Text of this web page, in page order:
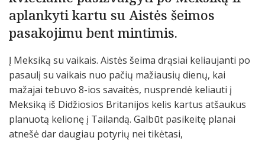
aplankyti kartu su Aistės šeimos
pasakojimu bent mintimis.
Į Meksiką su vaikais. Aistės šeima drąsiai keliaujanti po
pasaulį su vaikais nuo pačių mažiausių dienų, kai
mažajai tebuvo 8-ios savaitės, nusprendė keliauti į
Meksiką iš Didžiosios Britanijos kelis kartus atšaukus
planuotą kelionę į Tailandą. Galbūt pasikeitę planai
atnešė dar daugiau potyrių nei tikėtasi,